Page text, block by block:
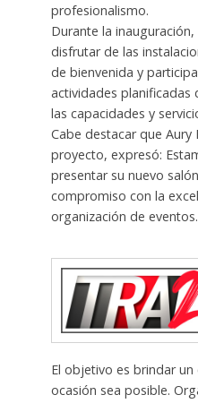
profesionalismo.
Durante la
disfrutar de las
de bienvenida y
actividades planificadas
las capacidades y
Cabe destacar que Aury
proyecto, expresó:
presentar su nuevo
compromiso con la
organización de eventos.
El objetivo es brindar
ocasión sea posible.